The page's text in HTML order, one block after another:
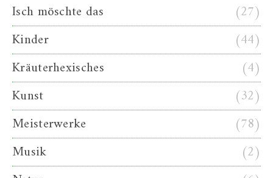
Isch möschte das
(27)
Kinder
(44)
Kräuterhexisches
(4)
Kunst
(32)
Meisterwerke
(78)
Musik
(2)